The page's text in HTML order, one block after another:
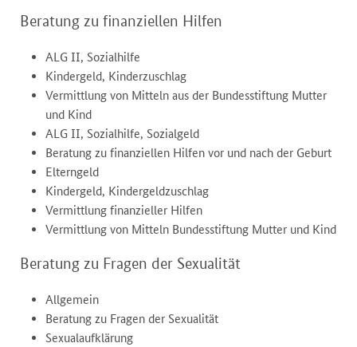
Beratung zu finanziellen Hilfen
ALG II, Sozialhilfe
Kindergeld, Kinderzuschlag
Vermittlung von Mitteln aus der Bundesstiftung Mutter
und Kind
ALG II, Sozialhilfe, Sozialgeld
Beratung zu finanziellen Hilfen vor und nach der Geburt
Elterngeld
Kindergeld, Kindergeldzuschlag
Vermittlung finanzieller Hilfen
Vermittlung von Mitteln Bundesstiftung Mutter und Kind
Beratung zu Fragen der Sexualität
Allgemein
Beratung zu Fragen der Sexualität
Sexualaufklärung